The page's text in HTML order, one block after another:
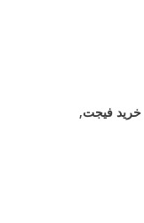
خرید فیجت,